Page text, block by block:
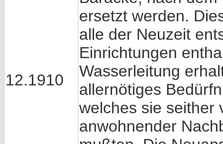
12.1910
ersetzt werden.
alle der Neuzeit
Einrichtungen
Wasserleitung
allernötiges
welches sie seither
anwohnender